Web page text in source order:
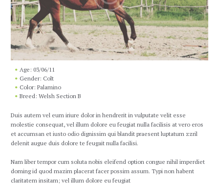
Age: 03/06/11
Gender: Colt
Color: Palamino
Breed: Welsh Section B
Duis autem vel eum iriure dolor in hendrerit in vulputate velit esse
molestie consequat, vel illum dolore eu feugiat nulla facilisis at vero eros
et accumsan et iusto odio dignissim qui blandit praesent luptatum zzril
delenit augue duis dolore te feugait nulla facilisi.
Nam liber tempor cum soluta nobis eleifend option congue nihil imperdiet
doming id quod mazim placerat facer possim assum. Typi non habent
claritatem insitam; vel illum dolore eu feugiat